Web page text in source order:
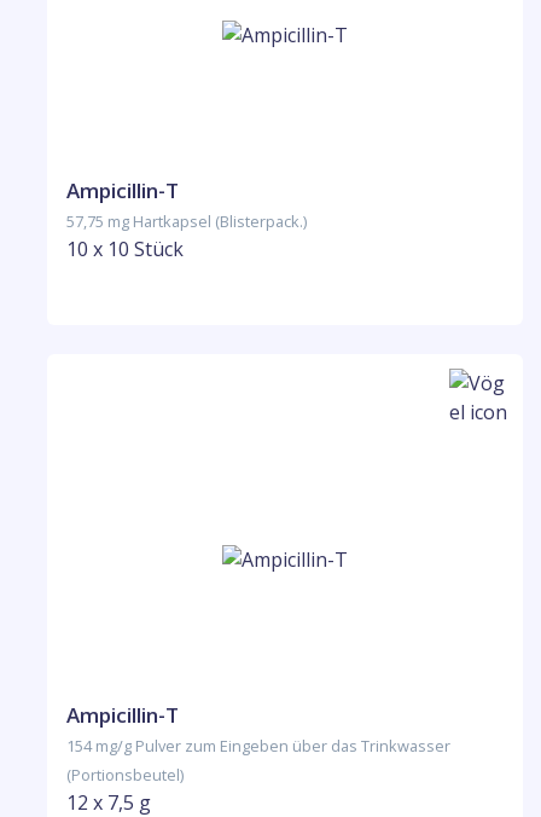
Ampicillin-T
57,75 mg Hartkapsel (Blisterpack.)
10 x 10 Stück
Ampicillin-T
154 mg/g Pulver zum Eingeben über das Trinkwasser
(Portionsbeutel)
12 x 7,5 g